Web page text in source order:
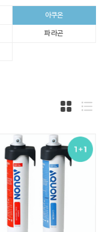
아쿠온
파라곤